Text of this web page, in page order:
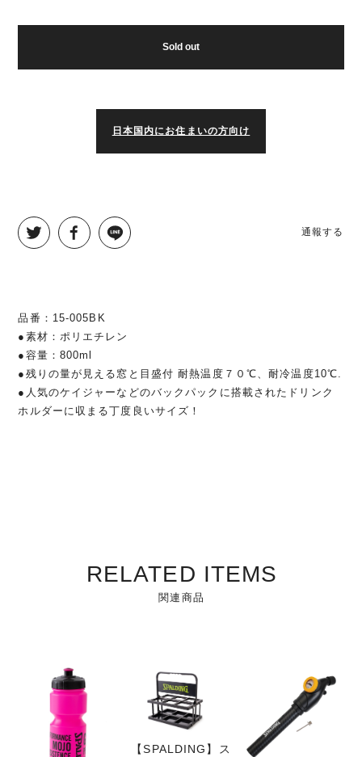
Sold out
日本国内にお住まいの方向け
通報する
品番：15-005BK
●素材：ポリエチレン
●容量：800ml
●残りの量が見える窓と目盛付 耐熱温度７０℃、耐冷温度10℃.
●人気のケイジャーなどのバックパックに搭載されたドリンク
ホルダーに収まる丁度良いサイズ！
RELATED ITEMS
関連商品
【SPALDING】ス